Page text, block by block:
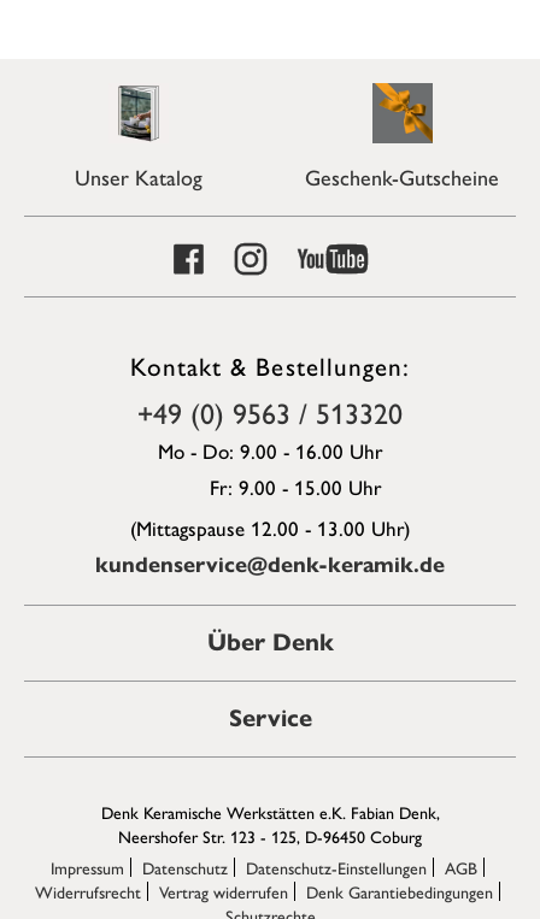
Unser Katalog Geschenk-Gutscheine
Kontakt & Bestellungen:
+49 (0) 9563 / 513320
Mo - Do: 9.00 - 16.00 Uhr
Fr: 9.00 - 15.00 Uhr
(Mittagspause 12.00 - 13.00 Uhr)
kundenservice@denk-keramik.de
Über Denk
Service
Denk Keramische Werkstätten e.K. Fabian Denk,
Neershofer Str. 123 - 125, D-96450 Coburg
Impressum
Datenschutz Datenschutz-Einstellungen
AGB
Widerrufsrecht
Vertrag widerrufen
Denk Garantiebedingungen